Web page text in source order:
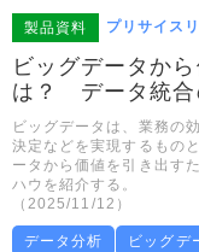
製品資料 プリサイス
ビッグデータか
は？ データ統合
ビッグデータは、業務の
決定などを実現するもの
ータから価値を引き出す
ハウを紹介する。
（2025/11/12）
データ分析 ビッグデ